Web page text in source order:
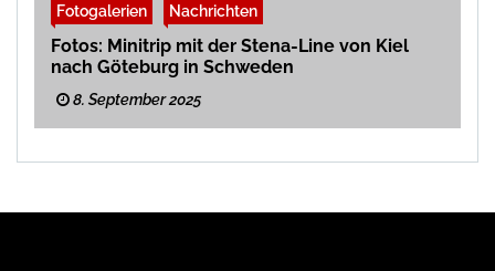
Fotogalerien Nachrichten
Fotos: Minitrip mit der Stena-Line von Kiel
nach Göteburg in Schweden
8. September 2025